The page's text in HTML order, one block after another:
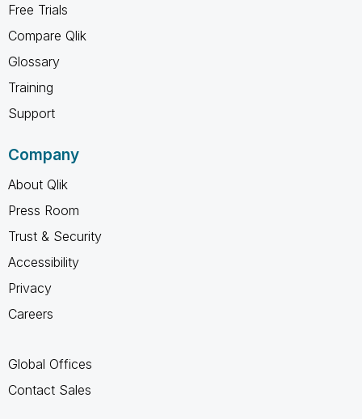
Free Trials
Compare Qlik
Glossary
Training
Support
Company
About Qlik
Press Room
Trust & Security
Accessibility
Privacy
Careers
Global Offices
Contact Sales